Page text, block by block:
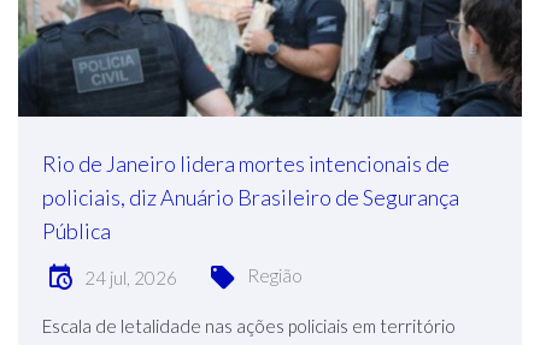
Rio de Janeiro lidera mortes intencionais de
policiais, diz Anuário Brasileiro de Segurança
Pública
24 jul, 2026 Região
Escala de letalidade nas ações policiais em território